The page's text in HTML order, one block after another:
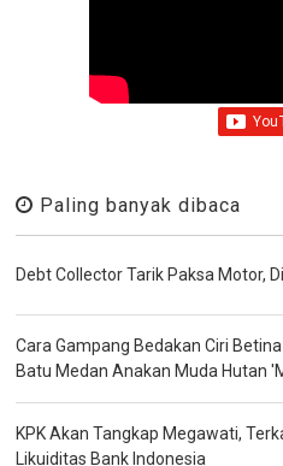
Paling banyak dibaca
Debt Collector Tarik Paksa Motor,
Cara Gampang Bedakan Ciri
Batu Medan Anakan Muda Hutan
KPK Akan Tangkap Megawati,
Likuiditas Bank Indonesia